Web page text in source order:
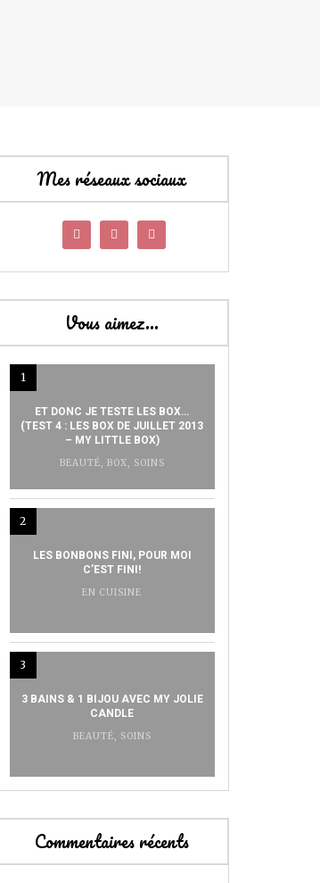
Mes réseaux sociaux
Vous aimez…
1
ET DONC JE TESTE LES BOX…
(TEST 4 : LES BOX DE JUILLET 2013
– MY LITTLE BOX)
BEAUTÉ, BOX, SOINS
2
LES BONBONS FINI, POUR MOI
C’EST FINI!
EN CUISINE
3
3 BAINS & 1 BIJOU AVEC MY JOLIE
CANDLE
BEAUTÉ, SOINS
Commentaires récents